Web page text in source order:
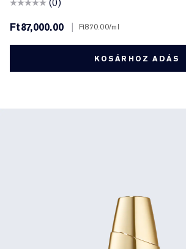
(0)
Ft87,000.00
Ft870.00/ml
KOSÁRHOZ ADÁS